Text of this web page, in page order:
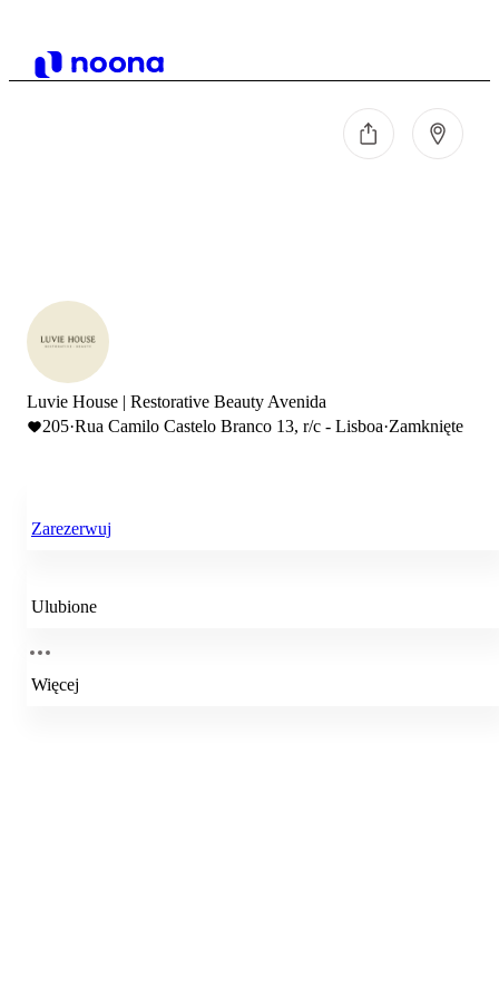
Luvie House | Restorative Beauty Avenida
205·Rua Camilo Castelo Branco 13, r/c - Lisboa·Zamknięte
Zarezerwuj
Ulubione
Więcej